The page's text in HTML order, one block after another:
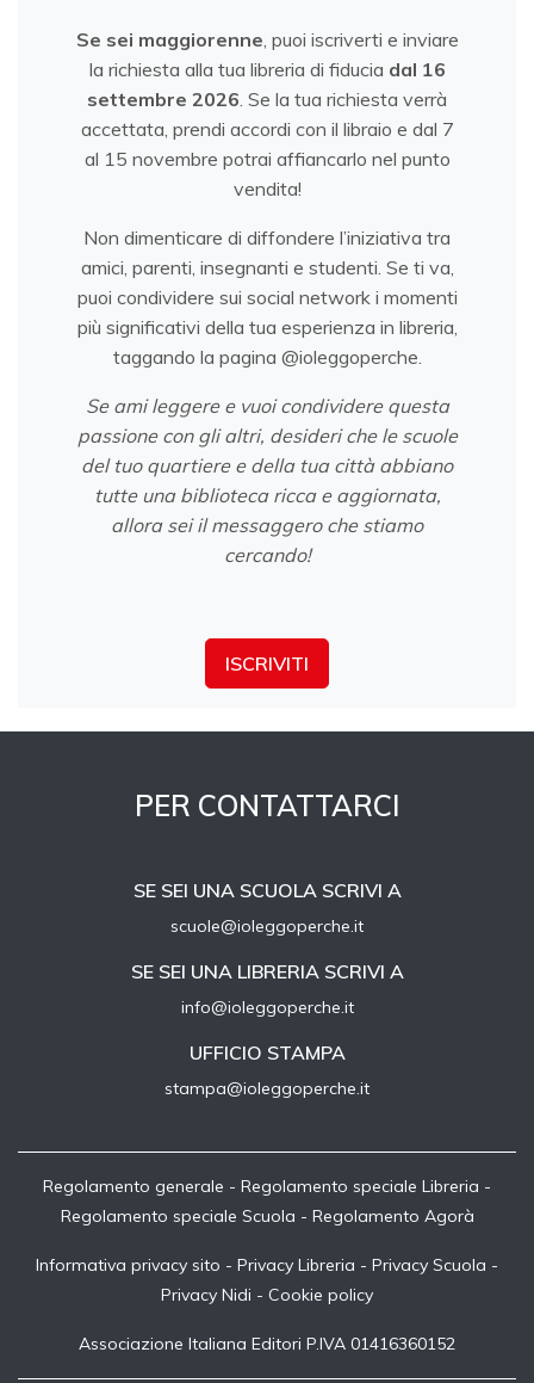
Se sei maggiorenne, puoi iscriverti e inviare
la richiesta alla tua libreria di fiducia dal 16
settembre 2026. Se la tua richiesta verrà
accettata, prendi accordi con il libraio e dal 7
al 15 novembre potrai affiancarlo nel punto
vendita!
Non dimenticare di diffondere l’iniziativa tra
amici, parenti, insegnanti e studenti. Se ti va,
puoi condividere sui social network i momenti
più significativi della tua esperienza in libreria,
taggando la pagina @ioleggoperche.
Se ami leggere e vuoi condividere questa
passione con gli altri, desideri che le scuole
del tuo quartiere e della tua città abbiano
tutte una biblioteca ricca e aggiornata,
allora sei il messaggero che stiamo
cercando!
ISCRIVITI
PER CONTATTARCI
SE SEI UNA SCUOLA SCRIVI A
scuole@ioleggoperche.it
SE SEI UNA LIBRERIA SCRIVI A
info@ioleggoperche.it
UFFICIO STAMPA
stampa@ioleggoperche.it
Regolamento generale - Regolamento speciale Libreria -
Regolamento speciale Scuola - Regolamento Agorà
Informativa privacy sito - Privacy Libreria - Privacy Scuola -
Privacy Nidi - Cookie policy
Associazione Italiana Editori P.IVA 01416360152